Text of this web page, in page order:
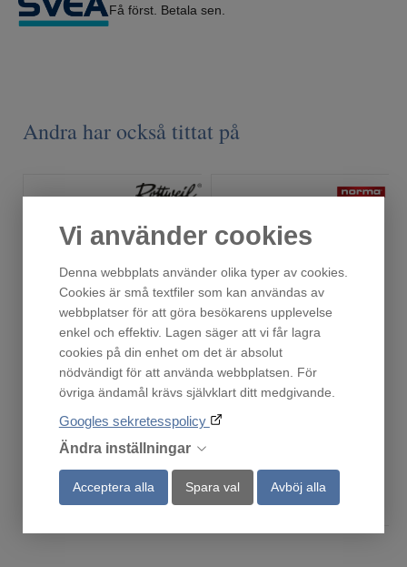
Vi använder cookies
Denna webbplats använder olika typer av cookies.
Cookies är små textfiler som kan användas av
webbplatser för att göra besökarens upplevelse
enkel och effektiv. Lagen säger att vi får lagra
cookies på din enhet om det är absolut
nödvändigt för att använda webbplatsen. För
övriga ändamål krävs självklart ditt medgivande.
Googles sekretesspolicy
Ändra inställningar
Acceptera alla Spara val Avböj alla
Få först. Betala sen.
Andra har också tittat på
EXPRESS GROVHAGEL 16/67,5
Finns i lager!
229 :-
Köp
30-06 Oryx 11,7 gram
Finns i lager!